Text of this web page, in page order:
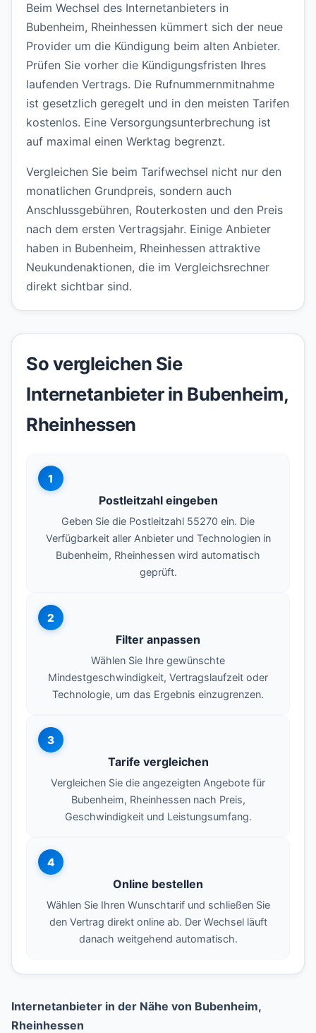
Beim Wechsel des Internetanbieters in
Bubenheim, Rheinhessen kümmert sich der neue
Provider um die Kündigung beim alten Anbieter.
Prüfen Sie vorher die Kündigungsfristen Ihres
laufenden Vertrags. Die Rufnummernmitnahme
ist gesetzlich geregelt und in den meisten Tarifen
kostenlos. Eine Versorgungsunterbrechung ist
auf maximal einen Werktag begrenzt.
Vergleichen Sie beim Tarifwechsel nicht nur den
monatlichen Grundpreis, sondern auch
Anschlussgebühren, Routerkosten und den Preis
nach dem ersten Vertragsjahr. Einige Anbieter
haben in Bubenheim, Rheinhessen attraktive
Neukundenaktionen, die im Vergleichsrechner
direkt sichtbar sind.
So vergleichen Sie
Internetanbieter in Bubenheim,
Rheinhessen
1
Postleitzahl eingeben
Geben Sie die Postleitzahl 55270 ein. Die
Verfügbarkeit aller Anbieter und Technologien in
Bubenheim, Rheinhessen wird automatisch
geprüft.
2
Filter anpassen
Wählen Sie Ihre gewünschte
Mindestgeschwindigkeit, Vertragslaufzeit oder
Technologie, um das Ergebnis einzugrenzen.
3
Tarife vergleichen
Vergleichen Sie die angezeigten Angebote für
Bubenheim, Rheinhessen nach Preis,
Geschwindigkeit und Leistungsumfang.
4
Online bestellen
Wählen Sie Ihren Wunschtarif und schließen Sie
den Vertrag direkt online ab. Der Wechsel läuft
danach weitgehend automatisch.
Internetanbieter in der Nähe von Bubenheim,
Rheinhessen